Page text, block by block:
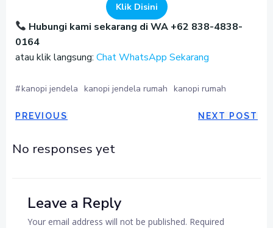
Klik Disini
Hubungi kami sekarang di WA +62 838-4838-
0164
atau klik langsung: Chat WhatsApp Sekarang
#kanopi jendela kanopi jendela rumah kanopi rumah
POST
NAVIGATION
PREVIOUS
POSTNEXT POST
No responses yet
Leave a Reply
Your email address will not be published. Required